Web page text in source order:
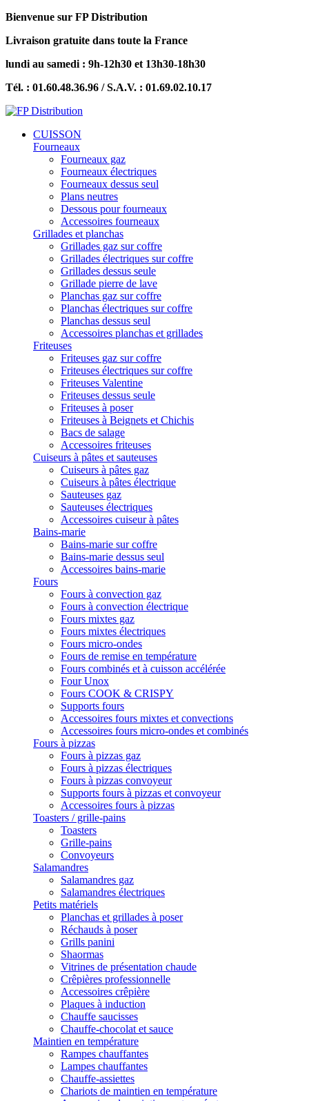
Bienvenue sur FP Distribution
Livraison gratuite dans toute la France
lundi au samedi : 9h-12h30 et 13h30-18h30
Tél. : 01.60.48.36.96 / S.A.V. : 01.69.02.10.17
CUISSON
Fourneaux
Fourneaux gaz
Fourneaux électriques
Fourneaux dessus seul
Plans neutres
Dessous pour fourneaux
Accessoires fourneaux
Grillades et planchas
Grillades gaz sur coffre
Grillades électriques sur coffre
Grillades dessus seule
Grillade pierre de lave
Planchas gaz sur coffre
Planchas électriques sur coffre
Planchas dessus seul
Accessoires planchas et grillades
Friteuses
Friteuses gaz sur coffre
Friteuses électriques sur coffre
Friteuses Valentine
Friteuses dessus seule
Friteuses à poser
Friteuses à Beignets et Chichis
Bacs de salage
Accessoires friteuses
Cuiseurs à pâtes et sauteuses
Cuiseurs à pâtes gaz
Cuiseurs à pâtes électrique
Sauteuses gaz
Sauteuses électriques
Accessoires cuiseur à pâtes
Bains-marie
Bains-marie sur coffre
Bains-marie dessus seul
Accessoires bains-marie
Fours
Fours à convection gaz
Fours à convection électrique
Fours mixtes gaz
Fours mixtes électriques
Fours micro-ondes
Fours de remise en température
Fours combinés et à cuisson accélérée
Four Unox
Fours COOK & CRISPY
Supports fours
Accessoires fours mixtes et convections
Accessoires fours micro-ondes et combinés
Fours à pizzas
Fours à pizzas gaz
Fours à pizzas électriques
Fours à pizzas convoyeur
Supports fours à pizzas et convoyeur
Accessoires fours à pizzas
Toasters / grille-pains
Toasters
Grille-pains
Convoyeurs
Salamandres
Salamandres gaz
Salamandres électriques
Petits matériels
Planchas et grillades à poser
Réchauds à poser
Grills panini
Shaormas
Vitrines de présentation chaude
Crêpières professionnelle
Accessoires crêpière
Plaques à induction
Chauffe saucisses
Chauffe-chocolat et sauce
Maintien en température
Rampes chauffantes
Lampes chauffantes
Chauffe-assiettes
Chariots de maintien en température